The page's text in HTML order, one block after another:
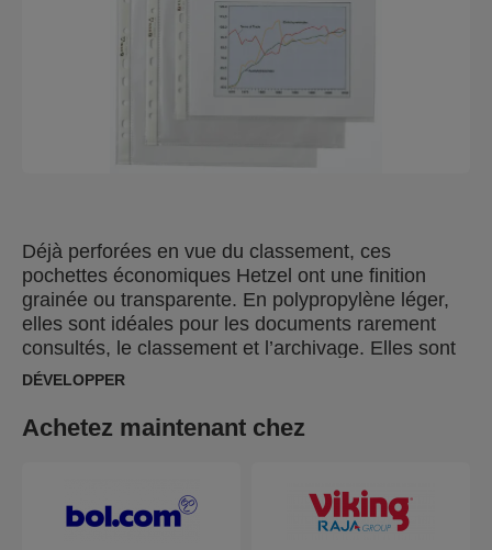
Déjà perforées en vue du classement, ces
pochettes économiques Hetzel ont une finition
grainée ou transparente. En polypropylène léger,
elles sont idéales pour les documents rarement
consultés, le classement et l’archivage. Elles sont
proposées dans différentes dimensions, avec une
DÉVELOPPER
Achetez maintenant chez